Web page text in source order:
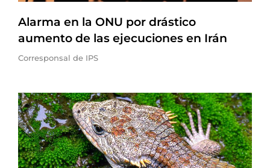
Alarma en la ONU por drástico
aumento de las ejecuciones en Irán
Corresponsal de IPS